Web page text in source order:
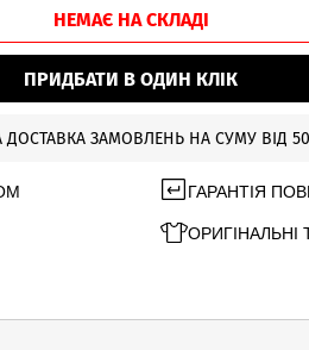
НЕМАЄ НА СКЛАДІ
ПРИДБАТИ В ОДИН КЛІК
ЗАМОВЛЕНЬ НА СУМУ ВІД
ГАРАНТІЯ
ОРИГІНАЛЬНІ